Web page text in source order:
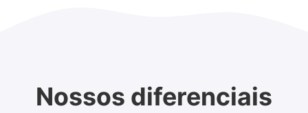
Nossos diferenciais